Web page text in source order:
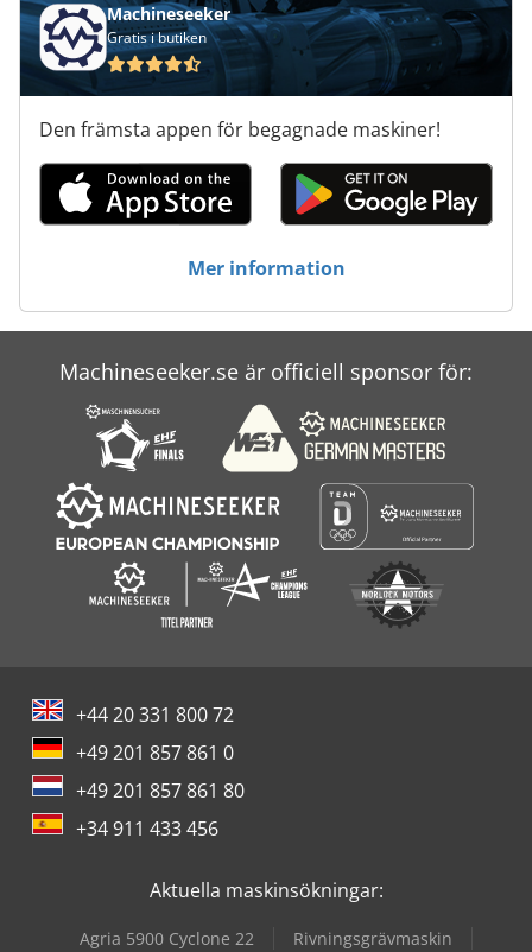
Transport Vagn
Transportvagn För Röret
Trä Trä
Verktyg För Mätning
Machineseeker
Gratis i butiken
Den främsta appen för begagnade maskiner!
Mer information
Machineseeker.se är officiell sponsor för:
+44 20 331 800 72
+49 201 857 861 0
+49 201 857 861 80
+34 911 433 456
Aktuella maskinsökningar:
Agria 5900 Cyclone 22
Rivningsgrävmaskin